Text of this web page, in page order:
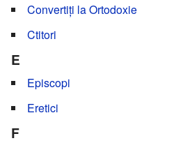
Convertiți la Ortodoxie
Ctitori
E
Episcopi
Eretici
F